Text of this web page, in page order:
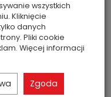
dual form Classic
120 szt
wszystkich
Kliknięcie
danych
Pliki cookie
Więcej informacji
Zgoda